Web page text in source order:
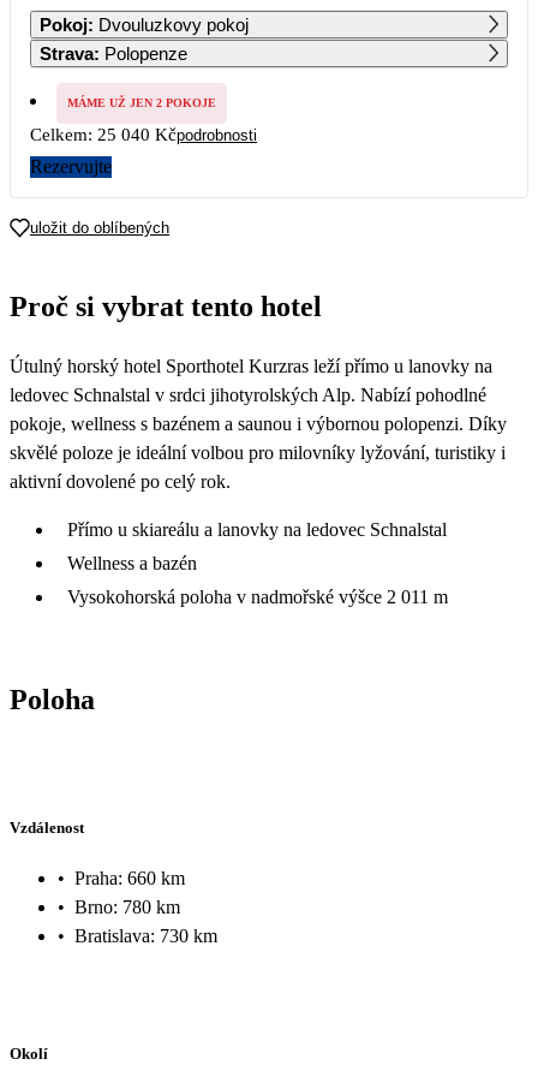
1
12 520
2
12 520
3 4 5 6 7 8
9
12 520
10 11
16
12 520
17
12 520
18 19 20 21 22
Pokoj: Dvouluzkovy pokoj
Strava: Polopenze
MÁME UŽ JEN 2 POKOJE
Celkem: 25 040 Kčpodrobnosti
Rezervujte
uložit do oblíbených
Proč si vybrat tento hotel
Útulný horský hotel Sporthotel Kurzras leží přímo u lanovky na
ledovec Schnalstal v srdci jihotyrolských Alp. Nabízí pohodlné
pokoje, wellness s bazénem a saunou i výbornou polopenzi. Díky
skvělé poloze je ideální volbou pro milovníky lyžování, turistiky i
aktivní dovolené po celý rok.
Přímo u skiareálu a lanovky na ledovec Schnalstal
Wellness a bazén
Vysokohorská poloha v nadmořské výšce 2 011 m
Poloha
Vzdálenost
• Praha: 660 km
• Brno: 780 km
• Bratislava: 730 km
Okolí